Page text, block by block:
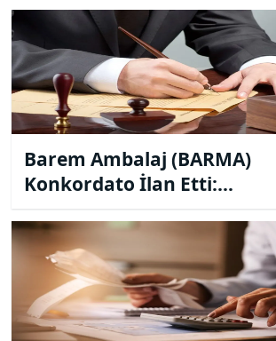
Barem Ambalaj (BARMA)
Konkordato İlan Etti:
Mahkemeden 3 Aylık Geçici
Mühlet Kararı